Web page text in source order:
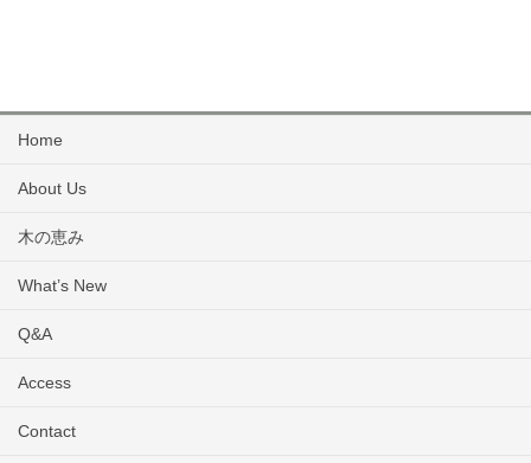
Home
About Us
木の恵み
What’s New
Q&A
Access
Contact